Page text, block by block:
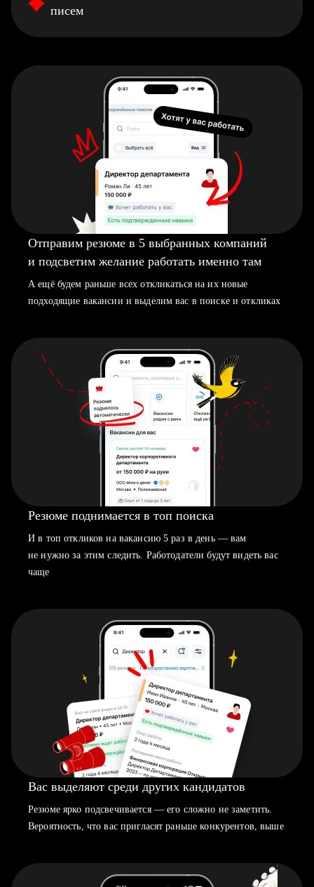
писем
Отправим резюме в 5 выбранных компаний
и подсветим желание работать именно там
А ещё будем раньше всех откликаться на их новые
подходящие вакансии и выделим вас в поиске и откликах
Резюме поднимается в топ поиска
И в топ откликов на вакансию 5 раз в день — вам
не нужно за этим следить. Работодатели будут видеть вас
чаще
Вас выделяют среди других кандидатов
Резюме ярко подсвечивается — его сложно не заметить.
Вероятность, что вас пригласят раньше конкурентов, выше